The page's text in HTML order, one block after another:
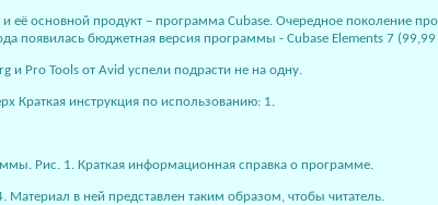
её основной продукт – программа Cubase. Очередное поколение
бюджетная версия программы - Cubase Elements 7
и Pro Tools от Avid успели подрасти не на одну.
Краткая инструкция по использованию: 1.
Рис. 1. Краткая информационная справка о программе.
в ней представлен таким образом, чтобы читатель.